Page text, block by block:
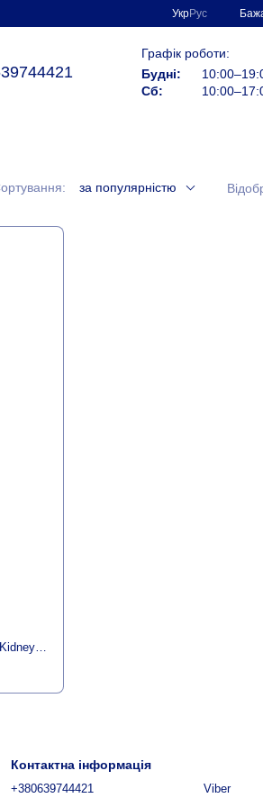
УкрРус
Графік роботи:
Будні:
Сб:
за популярністю
Комплекс для Підтримки Функції Нирок, KidneyAid, RidgeCrest Herbals, 60 гельових капсул
Контактна інформація
+380639744421
Viber